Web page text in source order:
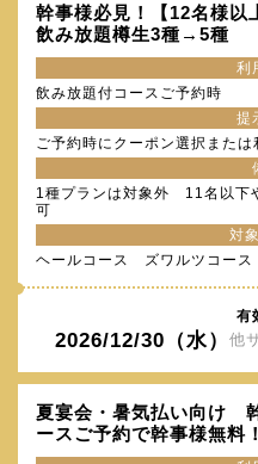
幹事様必見！【12名様以
飲み放題樽生3種→5種
利
飲み放題付コースご予約時
提
ご予約時にクーポン選択また
1種プランは対象外 11名以下
可
対
ヘールコース ズワルツコース
有
2026/12/30（水） 他
夏宴会・暑気払い向け
ースご予約で幹事様無料！